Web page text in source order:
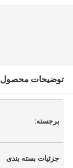
توضیحات محصول
برجسته:
جزئیات بسته بندی